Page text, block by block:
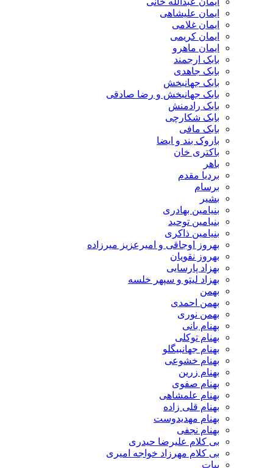
ایمان علیشاهی
ایمان غلامی
ایمان کریمی
ایمان ماهرو
بابک ارجمند
بابک جاهدی
بابک جهانبخش
بابک جهانبخش و رضا صادقی
بابک رادمنش
بابک شکارچی
بابک مافی
باروک بند و ایضا
باکتری خان
باهر
بردیا مقدم
برسام
بشیر
بنیامین بهادری
بنیامین توحید
بنیامین ذاکری
بهروز اوجاقی و امیرعزیز میرزاده
بهروز نقویان
بهزاد پارسایی
بهزاد لیتو و سپهر خلسه
بهمن
بهمن احمدی
بهمن نوری
بهنام بانی
بهنام توکلی
بهنام جهانبیگلو
بهنام خشوعی
بهنام زرین
بهنام صفوی
بهنام علمشاهی
بهنام قلی زاده
بهنام مهدیدوست
بهنام نجفی
بی کلام علیرضا حیدری
بی کلام مهرزاد خواجه امیری
بیات